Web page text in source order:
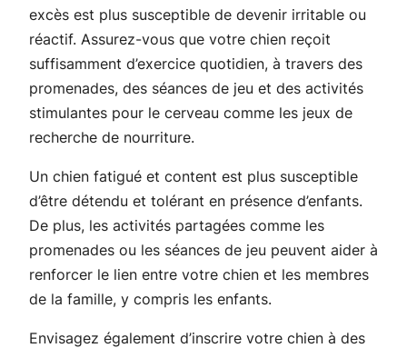
excès est plus susceptible de devenir irritable ou
réactif. Assurez-vous que votre chien reçoit
suffisamment d’exercice quotidien, à travers des
promenades, des séances de jeu et des activités
stimulantes pour le cerveau comme les jeux de
recherche de nourriture.
Un chien fatigué et content est plus susceptible
d’être détendu et tolérant en présence d’enfants.
De plus, les activités partagées comme les
promenades ou les séances de jeu peuvent aider à
renforcer le lien entre votre chien et les membres
de la famille, y compris les enfants.
Envisagez également d’inscrire votre chien à des